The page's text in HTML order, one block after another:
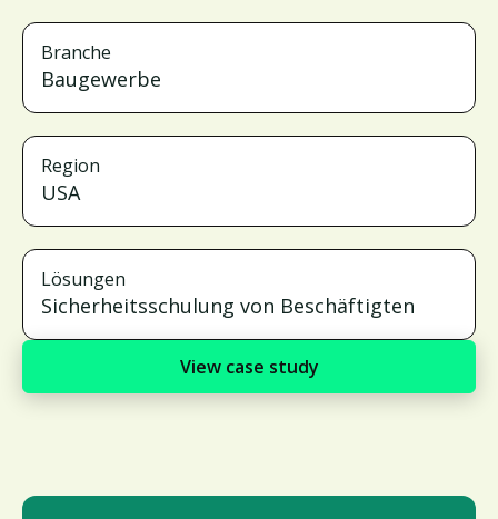
Branche
Baugewerbe
Region
USA
Lösungen
Sicherheitsschulung von Beschäftigten
View case study